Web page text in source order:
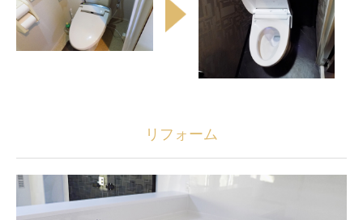
リフォーム